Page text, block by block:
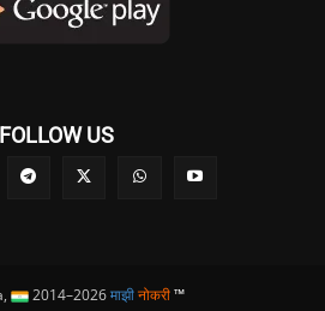
FOLLOW US
2014–2026माझीनोकरी™